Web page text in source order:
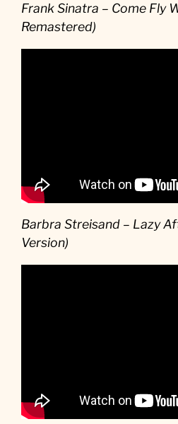
Frank Sinatra – Come Fly
Remastered)
Barbra Streisand – Lazy
Version)